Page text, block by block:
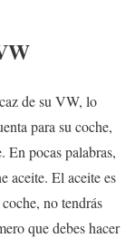
de su VW, lo
para su coche,
En pocas palabras,
aceite. El aceite es
no tendrás
que debes hacer